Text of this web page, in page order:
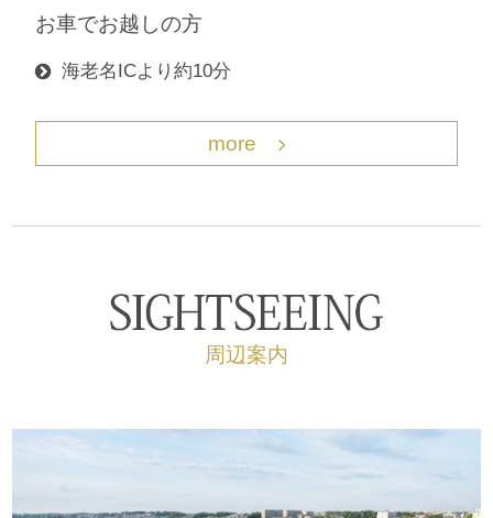
お車でお越しの方
海老名ICより約10分
more
周辺案内